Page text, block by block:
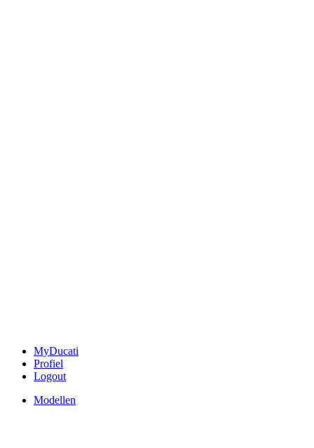
MyDucati
Profiel
Logout
Modellen